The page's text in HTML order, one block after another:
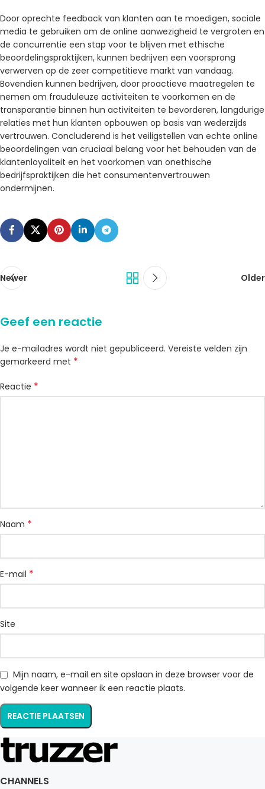
Door oprechte feedback van klanten aan te moedigen, sociale
media te gebruiken om de online aanwezigheid te vergroten en
de concurrentie een stap voor te blijven met ethische
beoordelingspraktijken, kunnen bedrijven een voorsprong
verwerven op de zeer competitieve markt van vandaag.
Bovendien kunnen bedrijven, door proactieve maatregelen te
nemen om frauduleuze activiteiten te voorkomen en de
transparantie binnen hun activiteiten te bevorderen, langdurige
relaties met hun klanten opbouwen op basis van wederzijds
vertrouwen. Concluderend is het veiligstellen van echte online
beoordelingen van cruciaal belang voor het behouden van de
klantenloyaliteit en het voorkomen van onethische
bedrijfspraktijken die het consumentenvertrouwen
ondermijnen.
Newer Older
Geef een reactie
Je e-mailadres wordt niet gepubliceerd. Vereiste velden zijn
gemarkeerd met *
Reactie *
Naam *
E-mail *
Site
Mijn naam, e-mail en site opslaan in deze browser voor de
volgende keer wanneer ik een reactie plaats.
CHANNELS